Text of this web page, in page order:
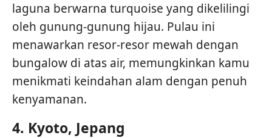
laguna berwarna turquoise yang dikelilingi
oleh gunung-gunung hijau. Pulau ini
menawarkan resor-resor mewah dengan
bungalow di atas air, memungkinkan kamu
menikmati keindahan alam dengan penuh
kenyamanan.
4. Kyoto, Jepang